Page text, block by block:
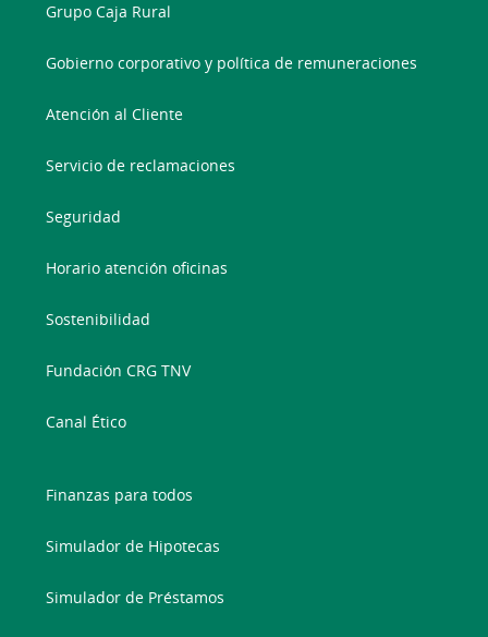
Grupo Caja Rural
Gobierno corporativo y política de remuneraciones
Atención al Cliente
Servicio de reclamaciones
Seguridad
Horario atención oficinas
Sostenibilidad
Fundación CRG TNV
Canal Ético
Finanzas para todos
Simulador de Hipotecas
Simulador de Préstamos